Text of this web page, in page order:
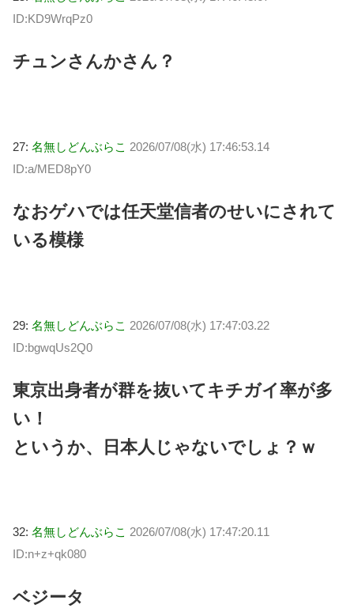
ID:KD9WrqPz0
チュンさんかさん？
27: 名無しどんぶらこ 2026/07/08(水) 17:46:53.14
ID:a/MED8pY0
なおゲハでは任天堂信者のせいにされて
いる模様
29: 名無しどんぶらこ 2026/07/08(水) 17:47:03.22
ID:bgwqUs2Q0
東京出身者が群を抜いてキチガイ率が多
い！
というか、日本人じゃないでしょ？ｗ
32: 名無しどんぶらこ 2026/07/08(水) 17:47:20.11
ID:n+z+qk080
ベジータ